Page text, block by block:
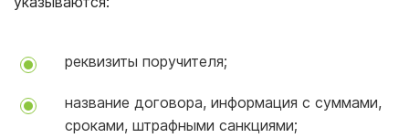
реквизиты поручителя;
название договора, информация с суммами,
сроками, штрафными санкциями;